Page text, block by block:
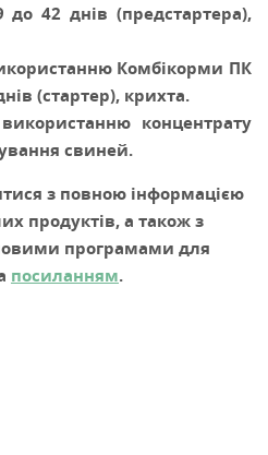
до 42 днів (предстартера),
Комбікорми ПК
(стартер), крихта.
концентрату
свиней.
з повною інформацією
продуктів, а також з
програмами для
посиланням.